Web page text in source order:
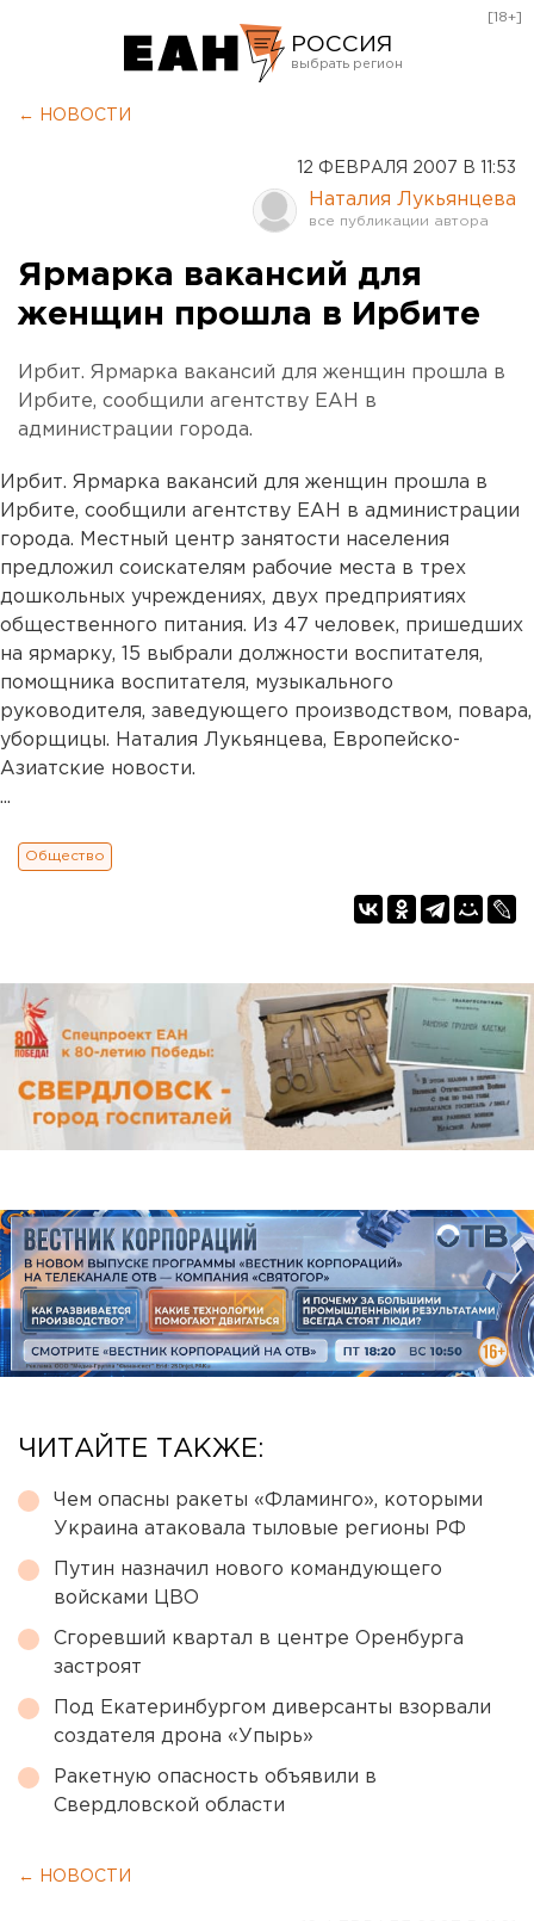
РОССИЯ
Оренбург
[18+]
← НОВОСТИ
12 ФЕВРАЛЯ 2007 В 11:53
Наталия Лукьянцева
Ярмарка вакансий для
женщин прошла в Ирбите
Ирбит. Ярмарка вакансий для женщин прошла в
Ирбите, сообщили агентству ЕАН в
администрации города.
Ирбит. Ярмарка вакансий для женщин прошла в
Ирбите, сообщили агентству ЕАН в администрации
города. Местный центр занятости населения
предложил соискателям рабочие места в трех
дошкольных учреждениях, двух предприятиях
общественного питания. Из 47 человек, пришедших
на ярмарку, 15 выбрали должности воспитателя,
помощника воспитателя, музыкального
руководителя, заведующего производством, повара,
уборщицы. Наталия Лукьянцева, Европейско-
Азиатские новости.
...
Общество
ЧИТАЙТЕ ТАКЖЕ:
Чем опасны ракеты «Фламинго», которыми
Украина атаковала тыловые регионы РФ
Путин назначил нового командующего
войсками ЦВО
Сгоревший квартал в центре Оренбурга
застроят
Под Екатеринбургом диверсанты взорвали
создателя дрона «Упырь»
Ракетную опасность объявили в
Свердловской области
← НОВОСТИ